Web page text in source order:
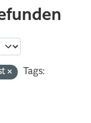
Tags: